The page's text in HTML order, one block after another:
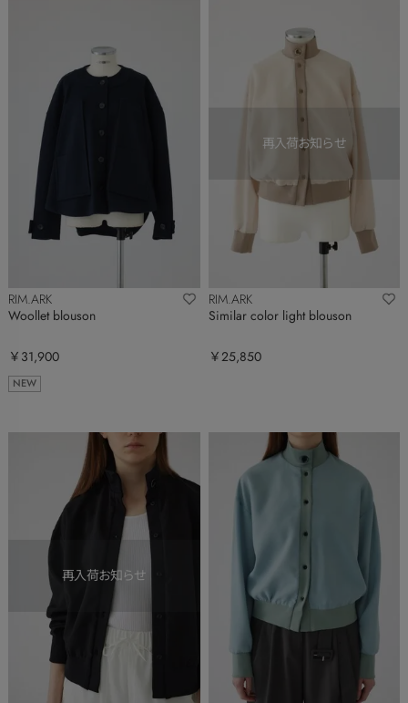
RIM.ARK
Woollet blouson
￥31,900
NEW
RIM.ARK
Similar color light blouson
￥25,850